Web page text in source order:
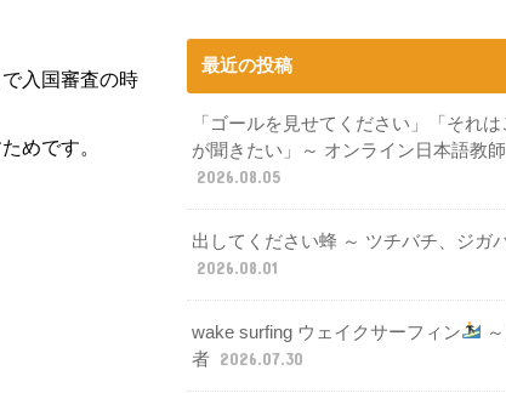
入国審査の時
めです。
最近の投稿
「ゴールを見せてください」「それは
が聞きたい」～ オンライン日本語教師
2026.08.05
出してください蜂 ～ ツチバチ、ジガ
2026.08.01
wake surfing ウェイクサーフィン
者 2026.07.30